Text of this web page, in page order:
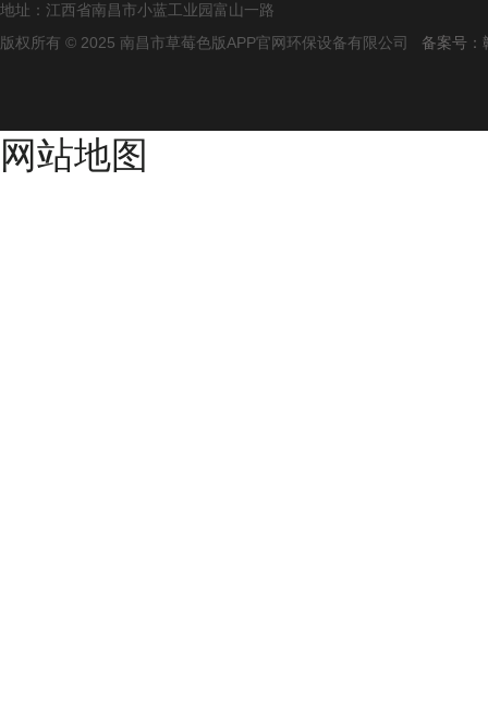
地址：江西省南昌市小蓝工业园富山一路
版权所有 © 2025 南昌市草莓色版APP官网环保设备有限公司 备案号
网站地图